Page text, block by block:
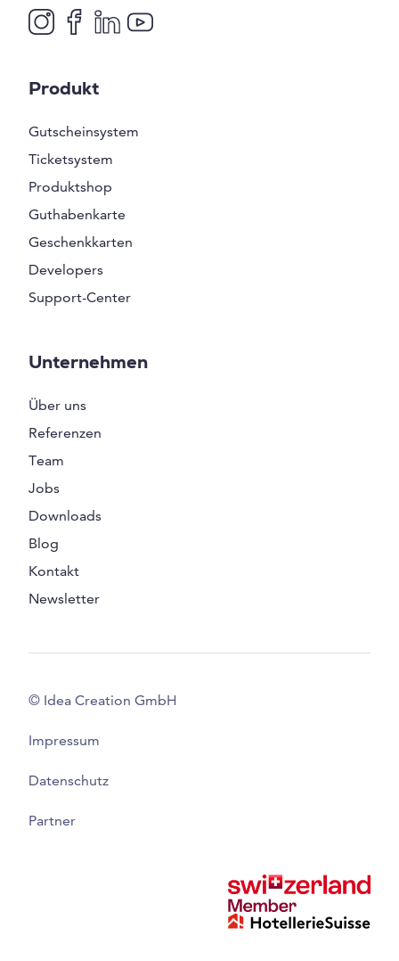
Produkt
Gutscheinsystem
Ticketsystem
Produktshop
Guthabenkarte
Geschenkkarten
Developers
Support-Center
Unternehmen
Über uns
Referenzen
Team
Jobs
Downloads
Blog
Kontakt
Newsletter
© Idea Creation GmbH
Impressum
Datenschutz
Partner